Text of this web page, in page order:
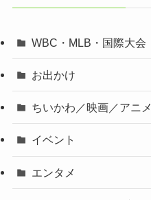
WBC・MLB・国際大会
お出かけ
ちいかわ／映画／アニメ
イベント
エンタメ